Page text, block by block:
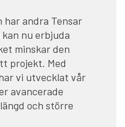
har andra Tensar
nu erbjuda
minskar den
projekt. Med
vi utvecklat vår
avancerade
och större